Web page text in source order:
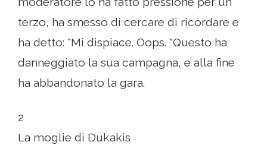
terzo, ha smesso di cercare di ricordare e
ha detto: "Mi dispiace. Oops. "Questo ha
danneggiato la sua campagna, e alla fine
ha abbandonato la gara.
2
La moglie di Dukakis